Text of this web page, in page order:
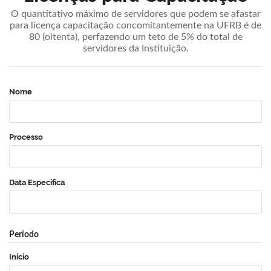
O quantitativo máximo de servidores que podem se afastar
para licença capacitação concomitantemente na UFRB é de
80 (oitenta), perfazendo um teto de 5% do total de
servidores da Instituição.
Nome
Processo
Data Específica
Período
Início